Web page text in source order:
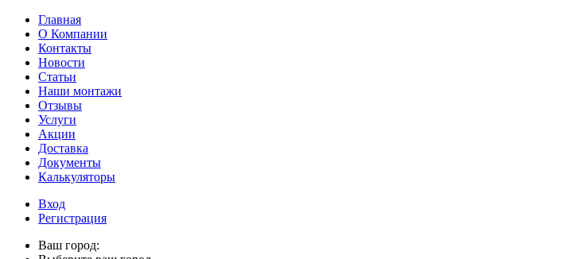
Главная
О Компании
Контакты
Новости
Статьи
Наши монтажи
Отзывы
Услуги
Акции
Доставка
Документы
Калькуляторы
Вход
Регистрация
Ваш город: